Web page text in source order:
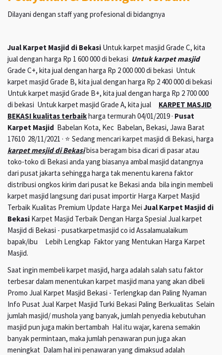
Dilayani dengan staff yang profesional di bidangnya
Jual Karpet Masjid di Bekasi Untuk karpet masjid Grade C, kita
jual dengan harga Rp 1 600 000 di bekasi Untuk karpet masjid
Grade C+, kita jual dengan harga Rp 2 000 000 di bekasi Untuk
karpet masjid Grade B, kita jual dengan harga Rp 2 400 000 di bekasi
Untuk karpet masjid Grade B+, kita jual dengan harga Rp 2 700 000
di bekasi Untuk karpet masjid Grade A, kita jual KARPET MASJID
BEKASI kualitas terbaikharga termurah 04/01/2019 · Pusat
Karpet Masjid Babelan Kota, Kec Babelan, Bekasi, Jawa Barat
17610 28/11/2021 · ⭐ Sedang mencari karpet masjid di Bekasi, harga
karpet mesjid di Bekasibisa beragam bisa dicari di pasar atau
toko-toko di Bekasi anda yang biasanya ambal masjid datangnya
dari pusat jakarta sehingga harga tak menentu karena faktor
distribusi ongkos kirim dari pusat ke Bekasi anda bila ingin membeli
karpet masjid langsung dari pusat importir Harga Karpet Masjid
Terbaik Kualitas Premium Update Harga Mei Jual Karpet Masjid di
Bekasi Karpet Masjid Terbaik Dengan Harga Spesial Jual karpet
Masjid di Bekasi - pusatkarpetmasjid co id Assalamualaikum
bapak/ibu Lebih Lengkap Faktor yang Mentukan Harga Karpet
Masjid.
Saat ingin membeli karpet masjid, harga adalah salah satu faktor
terbesar dalam menentukan karpet masjid mana yang akan dibeli
Promo Jual Karpet Masjid Bekasi - Terlengkap dan Paling Nyaman
Info Pusat Jual Karpet Masjid Turki Bekasi Paling Berkualitas Selain
jumlah masjid/ mushola yang banyak, jumlah penyedia kebutuhan
masjid pun juga makin bertambah Hal itu wajar, karena semakin
banyak permintaan, maka jumlah penawaran pun juga akan
meningkat Dalam hal ini penawaran yang dimaksud adalah